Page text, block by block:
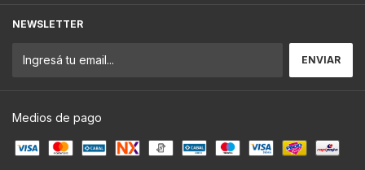
NEWSLETTER
Medios de pago